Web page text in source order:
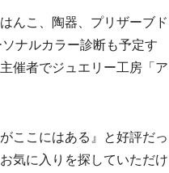
んこ、陶器、プリザーブド
ナルカラー診断も予定す
催者でジュエリー工房「ア
ここにはある』と好評だっ
気に入りを探していただけ